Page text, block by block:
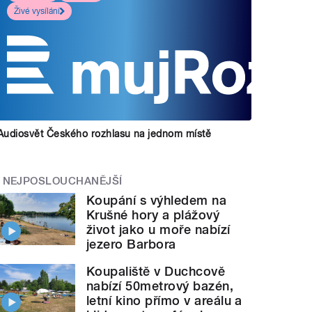
Živé vysílání
Českého rozhlasu na jednom místě
NEJPOSLOUCHANĚJŠÍ
Koupání s výhledem na
Krušné hory a plážový
život jako u moře nabízí
jezero Barbora
Koupaliště v Duchcově
nabízí 50metrový bazén,
letní kino přímo v areálu a